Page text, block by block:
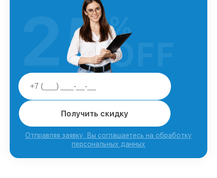
Получить скидку
Отправляя заявку, Вы соглашаетесь на обработку
персональных данных
25%
OFF